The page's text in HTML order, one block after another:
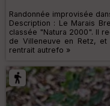
Randonnée improvisée
Description : Le Marais
classée "Natura 2000". Il
de Villeneuve en Retz,
rentrait autrefo »